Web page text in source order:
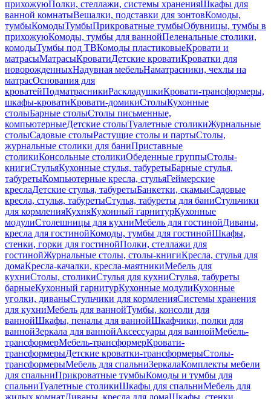
прихожуюПолки, стеллажи, системы храненияШкафы для
ванной комнатыВешалки, подставки для зонтовКомоды,
тумбыКомодыТумбыПрикроватные тумбыОбувницы, тумбы в
прихожуюКомоды, тумбы для ваннойПеленальные столики,
комодыТумбы под ТВКомоды пластиковыеКровати и
матрасыМатрасыКроватиДетские кроватиКроватки для
новорожденныхНадувная мебельНаматрасники, чехлы на
матрасОснования для
кроватейПодматрасникиРаскладушкиКровати-трансформеры,
шкафы-кроватиКровати-домикиСтолыКухонные
столыБарные столыСтолы письменные,
компьютерныеДетские столыТуалетные столикиЖурнальные
столыСадовые столыРастущие столы и партыСтолы,
журнальные столики для баниПриставные
столикиКонсольные столикиОбеденные группыСтолы-
книгиСтульяКухонные стулья, табуретыБарные стулья,
табуретыКомпьютерные кресла, стульяГеймерские
креслаДетские стулья, табуретыБанкетки, скамьиСадовые
кресла, стулья, табуретыСтулья, табуреты для баниСтульчики
для кормленияКухняКухонный гарнитурКухонные
модулиСтолешницы для кухниМебель для гостинойДиваны,
кресла для гостинойКомоды, тумбы для гостинойШкафы,
стенки, горки для гостинойПолки, стеллажи для
гостинойЖурнальные столы, столы-книгиКресла, стулья для
домаКресла-качалки, кресла-маятникиМебель для
кухниСтолы, столикиСтулья для кухниСтулья, табуреты
барныеКухонный гарнитурКухонные модулиКухонные
уголки, диваныСтульчики для кормленияСистемы хранения
для кухниМебель для ваннойТумбы, консоли для
ваннойШкафы, пеналы для ваннойШкафчики, полки для
ваннойЗеркала для ваннойАксессуары для ваннойМебель-
трансформерМебель-трансформерКровати-
трансформерыДетские кроватки-трансформерыСтолы-
трансформерыМебель для спальниЗеркалаКомплекты мебели
для спальниПрикроватные тумбыКомоды и тумбы для
спальниТуалетные столикиШкафы для спальниМебель для
жилых комнатДиваны, кресла для домаШкафы, стенки,